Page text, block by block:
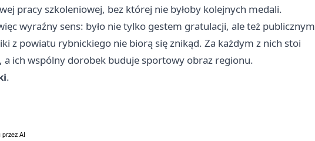
pracy szkoleniowej, bez której nie byłoby kolejnych medali.
wyraźny sens: było nie tylko gestem gratulacji, ale też publicznym
z powiatu rybnickiego nie biorą się znikąd. Za każdym z nich stoi
ich wspólny dorobek buduje sportowy obraz regionu.
.